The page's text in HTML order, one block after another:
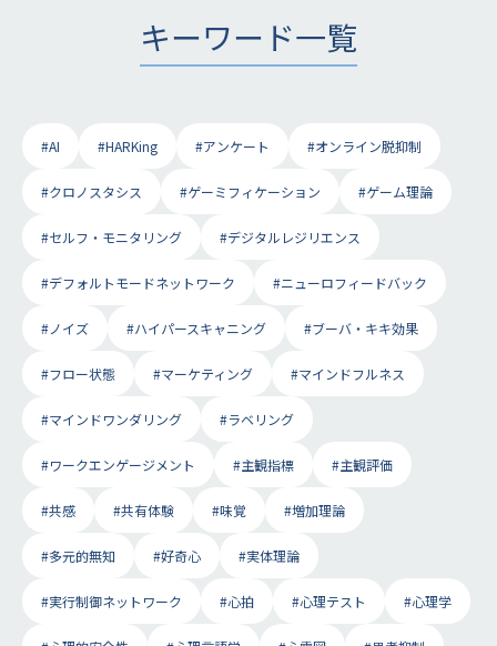
キーワード一覧
#AI #HARKing #アンケート #オンライン脱抑制
#クロノスタシス #ゲーミフィケーション #ゲーム理論
#セルフ・モニタリング #デジタルレジリエンス
#デフォルトモードネットワーク #ニューロフィードバック
#ノイズ #ハイパースキャニング #ブーバ・キキ効果
#フロー状態 #マーケティング #マインドフルネス
#マインドワンダリング #ラベリング
#ワークエンゲージメント #主観指標 #主観評価
#共感 #共有体験 #味覚 #増加理論
#多元的無知 #好奇心 #実体理論
#実行制御ネットワーク #心拍 #心理テスト #心理学